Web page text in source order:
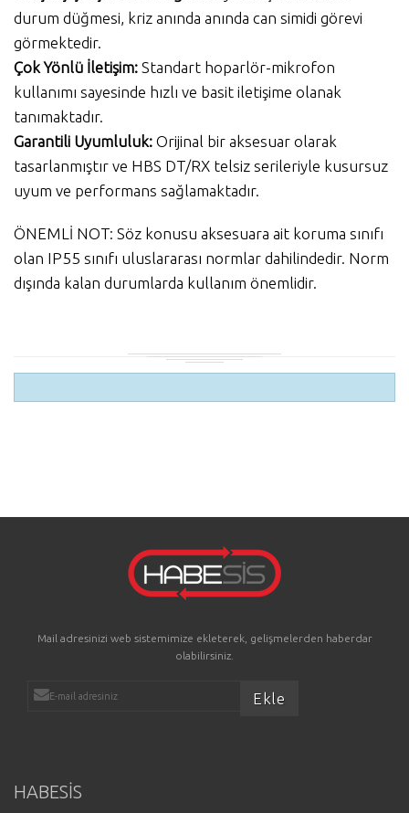
durum düğmesi, kriz anında anında can simidi görevi
görmektedir.
Çok Yönlü İletişim: Standart hoparlör-mikrofon
kullanımı sayesinde hızlı ve basit iletişime olanak
tanımaktadır.
Garantili Uyumluluk: Orijinal bir aksesuar olarak
tasarlanmıştır ve HBS DT/RX telsiz serileriyle kusursuz
uyum ve performans sağlamaktadır.
ÖNEMLİ NOT: Söz konusu aksesuara ait koruma sınıfı
olan IP55 sınıfı uluslararası normlar dahilindedir. Norm
dışında kalan durumlarda kullanım önemlidir.
Mail adresinizi web sistemimize ekleterek, gelişmelerden haberdar
olabilirsiniz.
HABESİS